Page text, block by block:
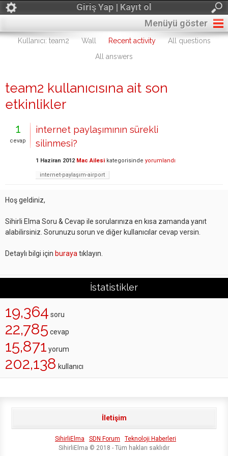
Giriş Yap | Kayıt ol
Menüyü göster
Kullanıcı: team2 Wall Recent activity
All questions
All answers
team2 kullanıcısına ait son
etkinlikler
1
cevap
internet paylaşımının sürekli
silinmesi?
1 Haziran 2012 Mac Ailesi kategorisinde yorumlandı
internet-paylaşım-airport
Hoş geldiniz,
Sihirli Elma Soru & Cevap ile sorularınıza en kısa zamanda yanıt
alabilirsiniz. Sorunuzu sorun ve diğer kullanıcılar cevap versin.
Detaylı bilgi için buraya tıklayın.
İstatistikler
19,364 soru
22,785 cevap
15,871 yorum
202,138 kullanıcı
İletişim
SihirliElma SDN Forum
Teknoloji Haberleri
SihirliElma © 2018 - Tüm hakları saklıdır